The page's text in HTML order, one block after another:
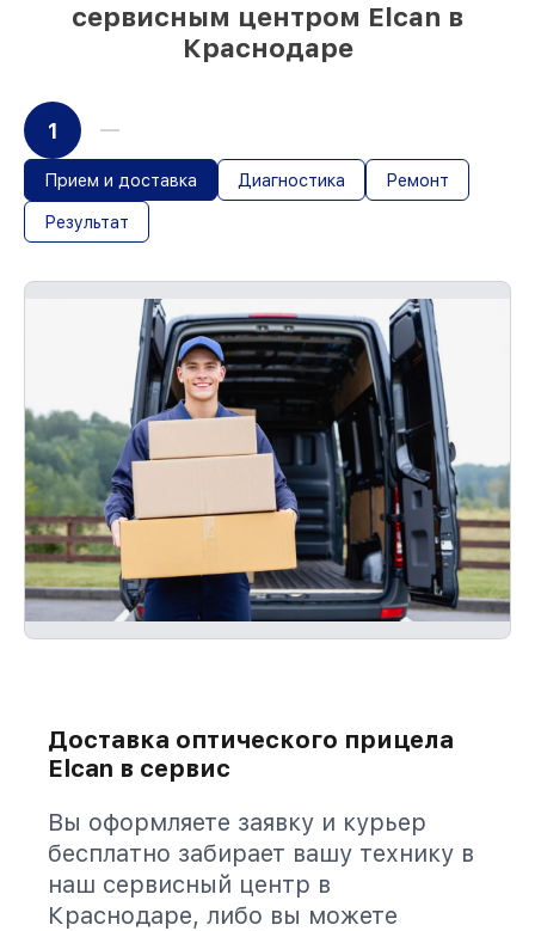
немедленном старте работ
сервисным центром Elcan в
Краснодаре
1
Прием и доставка Диагностика Ремонт
Результат
Доставка оптического прицела
Elcan в сервис
Вы оформляете заявку и курьер
бесплатно забирает вашу технику в
наш сервисный центр в
Краснодаре, либо вы можете